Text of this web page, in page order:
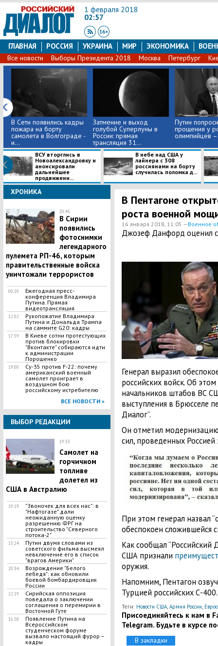
1 февраля 2018
02:57
ГЛАВНАЯ РОССИЯ УКРАИНА МИР ЭКОНОМИКА
Все новости Выборы Президента 2018 Москва Петербург
​В Сети появились кадры
пожара на борту
самолета в Волгограде -
и...
Затмение и выход
голубой Суперлуны в
России: прямая
трансляция 31...
Путин
прощения у
олимпийцев
ВСУ вторглись в
Новоалександровку и
анонсировали
дальнейшее
продвижени...
В небе над США у
лайнера с 308
россиянами на борту
случилась поломка д...
ХРОНИКА
20:45
В Сирии
появились
фотоснимки
легендарного
пулемета РП-46, которым
правительственные войска
уничтожали террористов
00:20
Ежегодная пресс-
конференция Владимира
Путина. Прямая
видеотрансляция
12:02
Рукопожатие Владимира
Путина и Дональда Трампа
на саммите G20: кадры
17:59
В Киеве сотни протестующих
против блокировки
"Вконтакте" собираются идти
к администрации
Порошенко
19:00
Су-35 против F-22: почему
американский военный
самолет проиграет в
воздушном бою
российскому истребителю
ВСЕ НОВОСТИ »
ВЫБОР РЕДАКЦИИ
19:33
Самолет на
горчичном
топливе
долетел из
США в Австралию
19:19
"Звоночек для всех нас": в
"Нафтогазе" дали
неожиданную оценку
разрешению ФPГ на
строительство "Ceвepного
потока-2"
15:24
Путин двумя словами из
советского фильма высмеял
невключение его в список
"врагов Америки"
20:34
Возрождение "Белого
лебедя": как обновили
боевой бомбардировщик
России
22:19
Сирийская оппозиция
поведала о заключении
соглашения о перемирии в
Bocточной Гyте
16:58
Появление Путина на
Всероссийском
студенческом форуме
вызвало настоящий фурор –
кадры
В Пентагоне
роста военной
16 января 2018, 11:05 —Военное
Джозеф Данфорд оценил
Генерал выразил
российских войск. Об
начальников штабов ВС
выступления в Брюсселе
Диалог”.
Он отметил
сил, проведенных Россией
При этом генерал назвал
обеспокоен сложившейся
Как сообщал “Российский
США признали
оружия.
Напомним, Пентагон
Турцией российских С-400.
Теги: Новости США, Армия России
Присоединяйтесь к нам в
Telegram. Будьте в курсе
В закладки